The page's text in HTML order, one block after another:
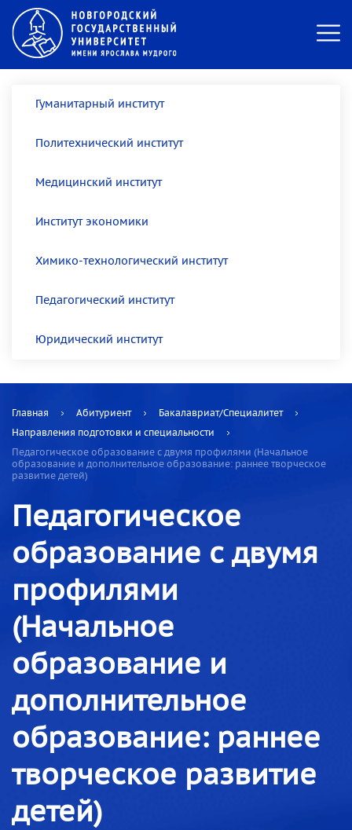
Гуманитарный институт
Политехнический институт
Медицинский институт
Институт экономики
Химико-технологический институт
Педагогический институт
Юридический институт
Главная Абитуриент
Бакалавриат/Специалитет
Направления подготовки и специальности
Педагогическое образование с двумя профилями (Начальное
образование и дополнительное образование: раннее творческое
развитие детей)
Педагогическое
образование с двумя
профилями
(Начальное
образование и
дополнительное
образование: раннее
творческое развитие
детей)